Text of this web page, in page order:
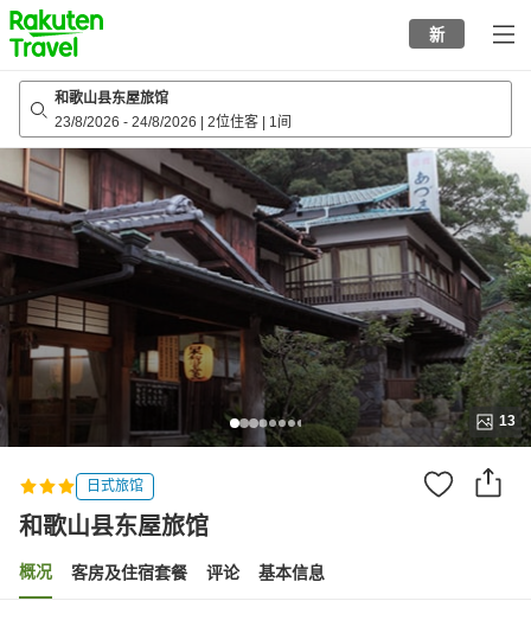
to
top
page
新
和歌山县东屋旅馆
23/8/2026 - 24/8/2026 2位住客 1间
13
日式旅馆
和歌山县东屋旅馆
概况 客房及住宿套餐 评论 基本信息